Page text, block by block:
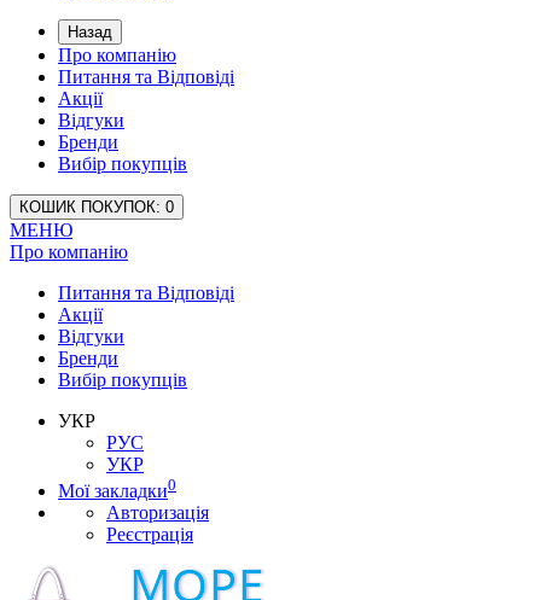
Назад
Про компанію
Питання та Відповіді
Акції
Відгуки
Бренди
Вибір покупців
КОШИК ПОКУПОК: 0
МЕНЮ
Про компанію
Питання та Відповіді
Акції
Відгуки
Бренди
Вибір покупців
УКР
РУС
УКР
Мої закладки0
Авторизація
Реєстрація